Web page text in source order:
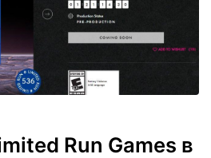
Run Games в